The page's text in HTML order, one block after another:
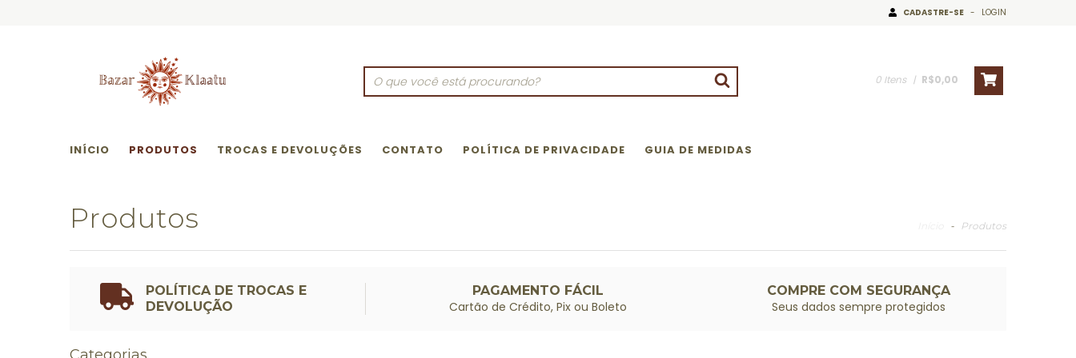
CADASTRE-SE - LOGIN
0 Itens | R$0,00
INÍCIO PRODUTOS TROCAS E DEVOLUÇÕES CONTATO POLÍTICA DE PRIVACIDADE GUIA DE MEDIDAS
Produtos - Produtos
POLÍTICA DE TROCAS E
DEVOLUÇÃO
PAGAMENTO FÁCIL
Cartão de Crédito, Pix ou Boleto
COMPRE COM SEGURANÇA
Seus dados sempre protegidos